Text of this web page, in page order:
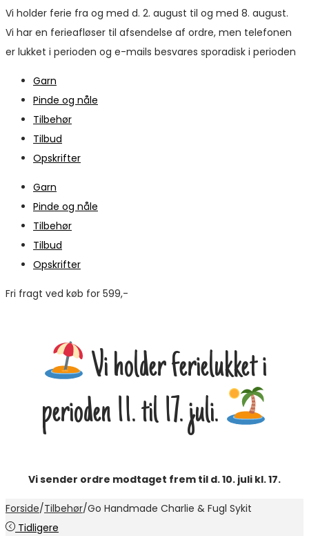
Vi holder ferie fra og med d. 2. august til og med 8. august.
Vi har en ferieafløser til afsendelse af ordre, men telefonen
er lukket i perioden og e-mails besvares sporadisk i perioden
Garn
Pinde og nåle
Tilbehør
Tilbud
Opskrifter
Garn
Pinde og nåle
Tilbehør
Tilbud
Opskrifter
Fri fragt ved køb for 599,-
Vi holder ferielukket i
perioden 11. til 17. juli.
Vi sender ordre modtaget frem til d. 10. juli kl. 17.
Forside/Tilbehør/Go Handmade Charlie & Fugl Sykit
Tidligere